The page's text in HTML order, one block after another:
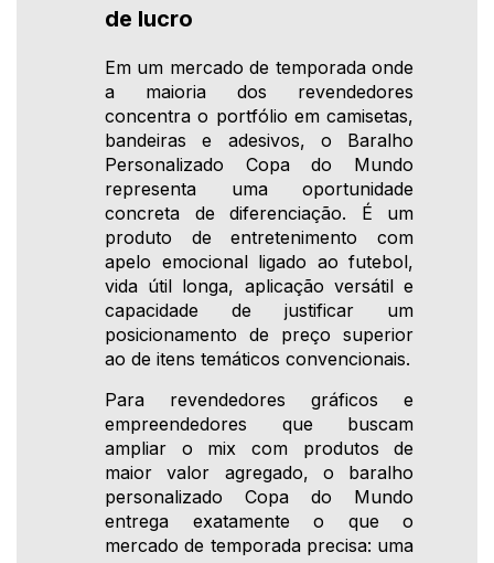
de lucro
Em um mercado de temporada onde
a maioria dos revendedores
concentra o portfólio em camisetas,
bandeiras e adesivos, o Baralho
Personalizado Copa do Mundo
representa uma oportunidade
concreta de diferenciação. É um
produto de entretenimento com
apelo emocional ligado ao futebol,
vida útil longa, aplicação versátil e
capacidade de justificar um
posicionamento de preço superior
ao de itens temáticos convencionais.
Para revendedores gráficos e
empreendedores que buscam
ampliar o mix com produtos de
maior valor agregado, o baralho
personalizado Copa do Mundo
entrega exatamente o que o
mercado de temporada precisa: uma